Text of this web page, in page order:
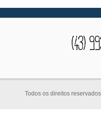
Todos os direitos